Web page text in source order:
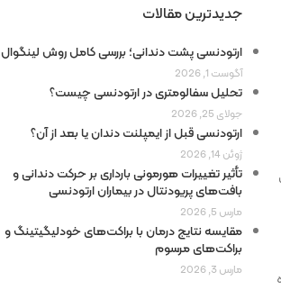
جدیدترین مقالات
ارتودنسی پشت دندانی؛ بررسی کامل روش لینگوال
آگوست 1, 2026
تحلیل سفالومتری در ارتودنسی چیست؟
جولای 25, 2026
ارتودنسی قبل از ایمپلنت دندان یا بعد از آن؟
ژوئن 14, 2026
تأثیر تغییرات هورمونی بارداری بر حرکت دندانی و
بافت‌های پریودنتال در بیماران ارتودنسی
مارس 5, 2026
مقایسه نتایج درمان با براکت‌های خودلیگیتینگ و
براکت‌های مرسوم
مارس 3, 2026